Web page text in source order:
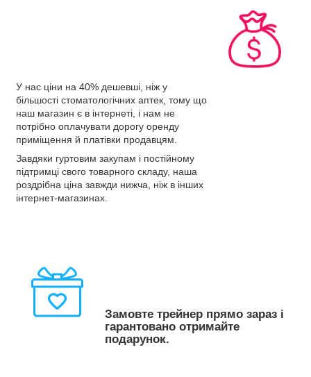
У нас ціни на 40% дешевші, ніж у
більшості стоматологічних аптек, тому що
наш магазин є в інтернеті, і нам не
потрібно оплачувати дорогу оренду
приміщення й платівки продавцям.
Завдяки гуртовим закупам і постійному
підтримці свого товарного складу, наша
роздрібна ціна завжди нижча, ніж в інших
інтернет-магазинах.
Замовте трейнер прямо зараз і
гарантовано отримайте
подарунок.